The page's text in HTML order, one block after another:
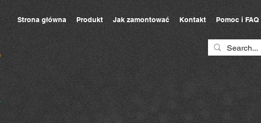
Strona główna Produkt Jak zamontować Kontakt Pomoc i FAQ